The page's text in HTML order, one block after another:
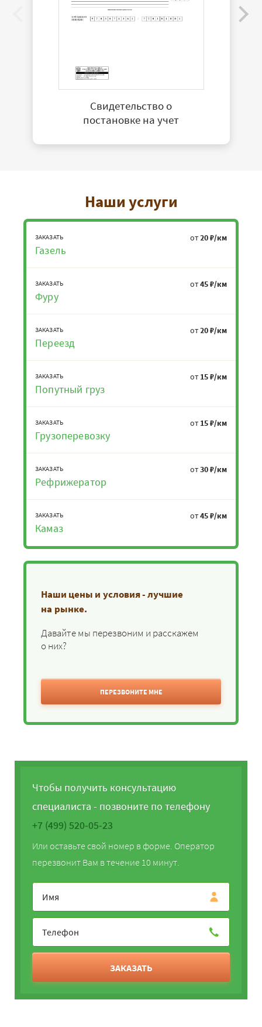
Свидетельство о
постановке на учет
Наши услуги
ЗАКАЗАТЬ
Газель
от20 ₽/км
ЗАКАЗАТЬ
Фуру
от45 ₽/км
ЗАКАЗАТЬ
Переезд
от20 ₽/км
ЗАКАЗАТЬ
Попутный груз
от 15 ₽/км
ЗАКАЗАТЬ
Грузоперевозку
от 15 ₽/км
ЗАКАЗАТЬ
Рефрижератор
от30 ₽/км
ЗАКАЗАТЬ
Камаз
от45 ₽/км
Наши цены и условия - лучшие
на рынке.
Давайте мы перезвоним и расскажем
о них?
ПЕРЕЗВОНИТЕ МНЕ
Чтобы получить консультацию
специалиста - позвоните по телефону
+7 (499) 520-05-23
Или оставьте свой номер в форме. Оператор
перезвонит Вам в течение 10 минут.
ЗАКАЗАТЬ